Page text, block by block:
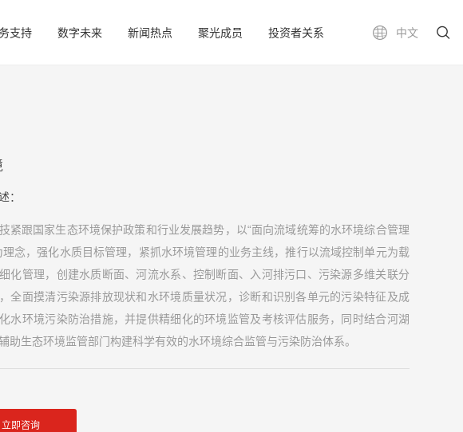
中文
支持 数字未来 新闻热点 聚光成员 投资者关系
：
紧跟国家生态环境保护政策和行业发展趋势，以“面向流域统筹的水环境综合管理
理念，强化水质目标管理，紧抓水环境管理的业务主线，推行以流域控制单元为载
化管理，创建水质断面、河流水系、控制断面、入河排污口、污染源多维关联分
全面摸清污染源排放现状和水环境质量状况，诊断和识别各单元的污染特征及成
水环境污染防治措施，并提供精细化的环境监管及考核评估服务，同时结合河湖
助生态环境监管部门构建科学有效的水环境综合监管与污染防治体系。
立即咨询